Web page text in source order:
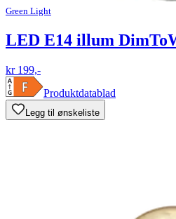
Green Light
LED E14 illum
kr 199,-
Produktdatablad
Legg til ønskeliste